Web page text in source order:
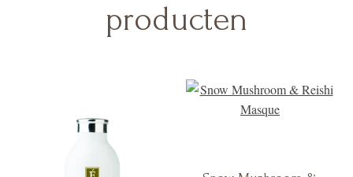
producten